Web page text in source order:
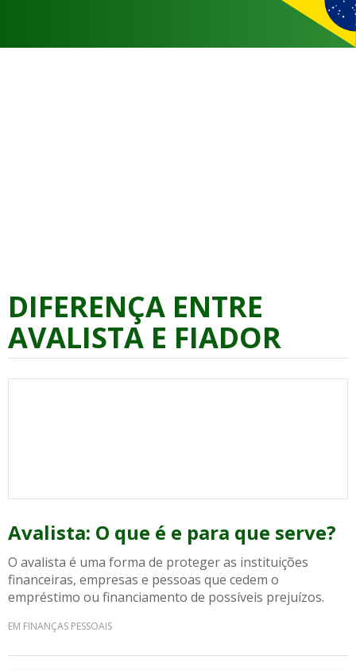
DIFERENÇA ENTRE
AVALISTA E FIADOR
Avalista: O que é e para que serve?
O avalista é uma forma de proteger as instituições
financeiras, empresas e pessoas que cedem o
empréstimo ou financiamento de possíveis prejuízos.
EM FINANÇAS PESSOAIS